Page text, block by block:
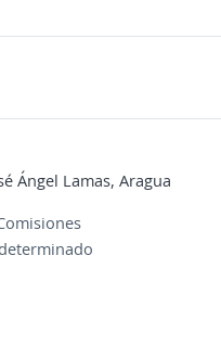
Ángel Lamas, Aragua